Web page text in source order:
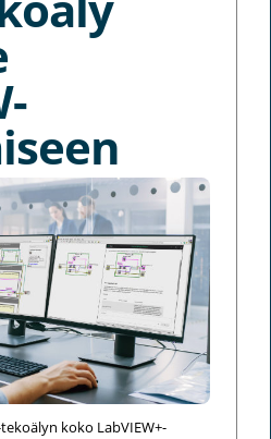
koko LabVIEW+-